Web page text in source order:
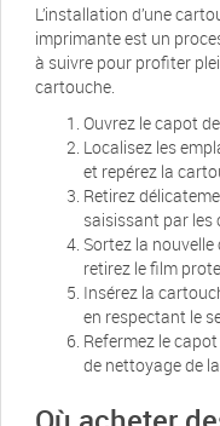
L’installation d’une
imprimante est un
à suivre pour profiter
cartouche.
Ouvrez le capot
Localisez les
et repérez la
Retirez
saisissant par les
Sortez la
retirez le film
Insérez la
en respectant le
Refermez le
de nettoyage de